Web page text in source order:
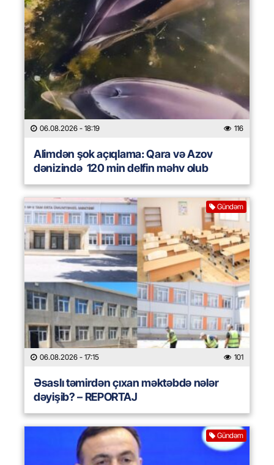
06.08.2026 - 18:19 116
Alimdən şok açıqlama: Qara və Azov
dənizində 120 min delfin məhv olub
Gündəm
06.08.2026 - 17:15 101
Əsaslı təmirdən çıxan məktəbdə nələr
dəyişib? – REPORTAJ
Gündəm